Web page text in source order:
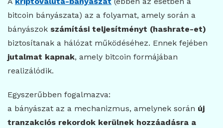
bitcoin bányászata) az a folyamat, amely során a
bányászok számítási teljesítményt (hashrate-et)
biztosítanak a hálózat működéséhez. Ennek fejében
jutalmat kapnak, amely bitcoin formájában
realizálódik.
Egyszerűbben fogalmazva:
a bányászat az a mechanizmus, amelynek során új
tranzakciós rekordok kerülnek hozzáadásra a